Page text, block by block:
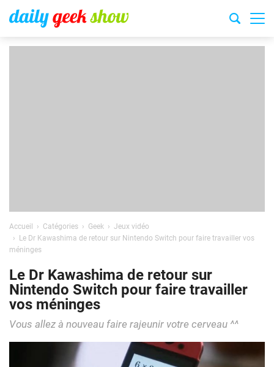
Accueil Catégories Geek
Jeux vidéo
Le Dr Kawashima de retour sur Nintendo Switch pour faire travailler vos
méninges
Le Dr Kawashima de retour sur
Nintendo Switch pour faire travailler
vos méninges
Vous allez à nouveau faire rajeunir votre cerveau ^^